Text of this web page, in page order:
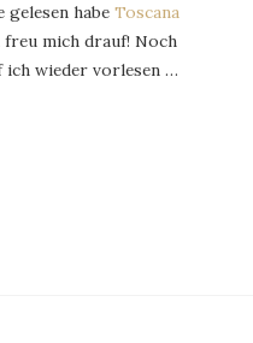
gelesen habe Toscana
freu mich drauf! Noch
ich wieder vorlesen …